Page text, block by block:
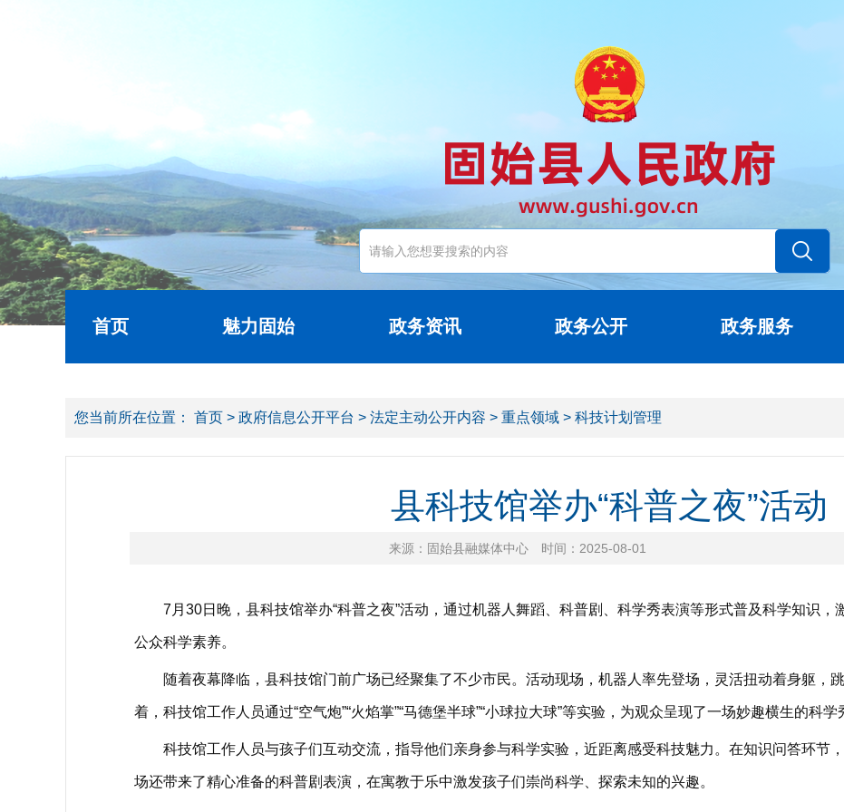
首页 魅力固始 政务资讯 政务公开 政务服务
您当前所在位置： 首页 > 政府信息公开平台 > 法定主动公开内容 > 重点领域 > 科技计划管理
县科技馆举办“科普之夜”活动
来源：固始县融媒体中心 时间：2025-08-01
7月30日晚，县科技馆举办“科普之夜”活动，通过机器人舞蹈、科普剧、科学秀表演等形式普及科学知识，
公众科学素养。
随着夜幕降临，县科技馆门前广场已经聚集了不少市民。活动现场，机器人率先登场，灵活扭动着身躯，
着，科技馆工作人员通过“空气炮”“火焰掌”“马德堡半球”“小球拉大球”等实验，为观众呈现了一场妙趣横生的科学
科技馆工作人员与孩子们互动交流，指导他们亲身参与科学实验，近距离感受科技魅力。在知识问答环节
场还带来了精心准备的科普剧表演，在寓教于乐中激发孩子们崇尚科学、探索未知的兴趣。